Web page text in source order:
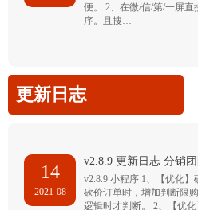
便。 2、在微/信/第/一屏
序。且搜…
更新日志
14
2021-08
v2.8.9 更新日志 分销
v2.8.9 小程序 1、【优化
砍价订单时，增加判断限
逻辑时才判断。 2、【优化